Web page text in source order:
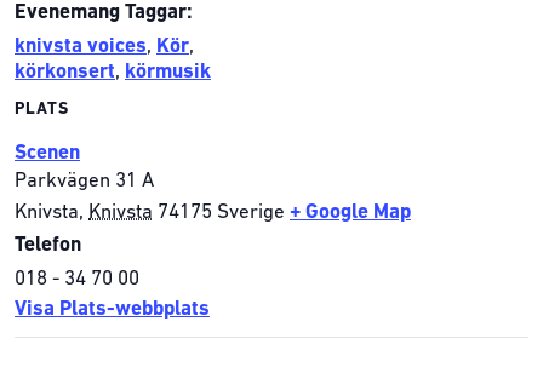
Evenemang Taggar:
knivsta voices, Kör,
körkonsert, körmusik
PLATS
Scenen
Parkvägen 31 A
Knivsta, Knivsta 74175 Sverige + Google Map
Telefon
018 - 34 70 00
Visa Plats-webbplats